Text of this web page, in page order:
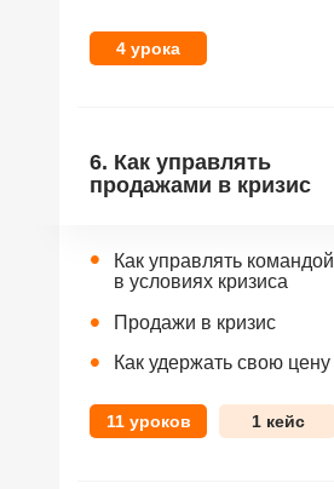
4 урока
6. Как управлять
продажами в кризис
Как удержать свою цену
•
Продажи в кризис
•
Как управлять командой
в условиях кризиса
•
11 уроков 1 кейс